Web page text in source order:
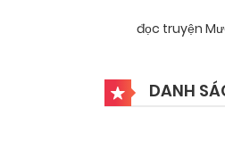
đọc truyện
DANH